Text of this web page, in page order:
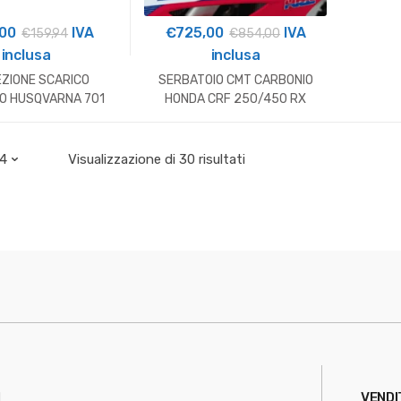
€159,94 IVA
inclusa
SCARICO
HUSQVARNA 701
€725,00 €854,00 IVA
inclusa
SERBATOIO CMT CARBONIO
HONDA CRF 250/450 RX
Visualizzazione di 30 risultati